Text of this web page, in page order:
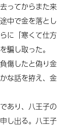
ってからまた来
中で金を落とし
に「寒くて仕方
騙し取った。
傷したと偽り金
な話を拵え、金
あり、八王子の
し出る。八王子